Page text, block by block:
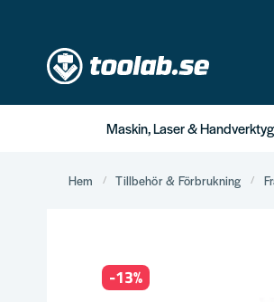
Maskin, Laser & Handverktyg
Hem Tillbehör & Förbrukning
-13%